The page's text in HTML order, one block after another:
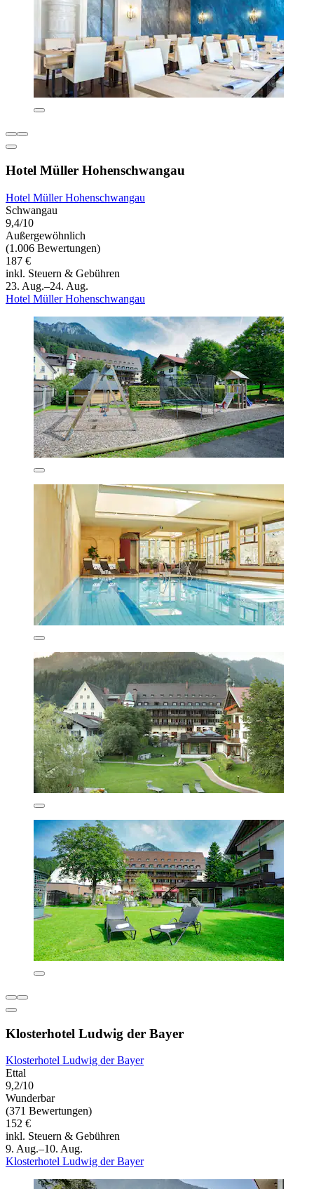
Hotel Müller Hohenschwangau
Hotel Müller Hohenschwangau
Schwangau
9,4/10
Außergewöhnlich
(1.006 Bewertungen)
187 €
inkl. Steuern & Gebühren
23. Aug.–24. Aug.
Hotel Müller Hohenschwangau
Klosterhotel Ludwig der Bayer
Klosterhotel Ludwig der Bayer
Ettal
9,2/10
Wunderbar
(371 Bewertungen)
152 €
inkl. Steuern & Gebühren
9. Aug.–10. Aug.
Klosterhotel Ludwig der Bayer